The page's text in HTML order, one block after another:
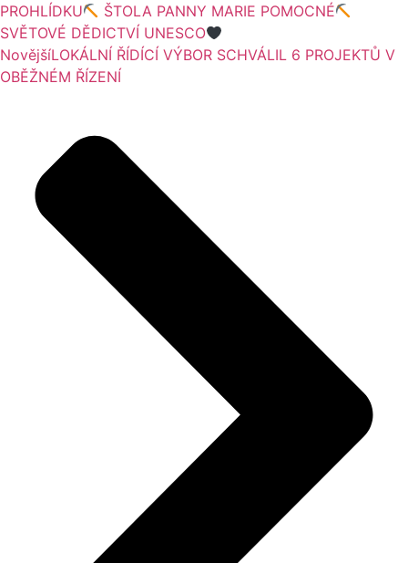
PROHLÍDKU
ŠTOLA PANNY MARIE POMOCNÉ
SVĚTOVÉ DĚDICTVÍ UNESCO
NovějšíLOKÁLNÍ ŘÍDÍCÍ VÝBOR SCHVÁLIL 6 PROJEKTŮ V
OBĚŽNÉM ŘÍZENÍ